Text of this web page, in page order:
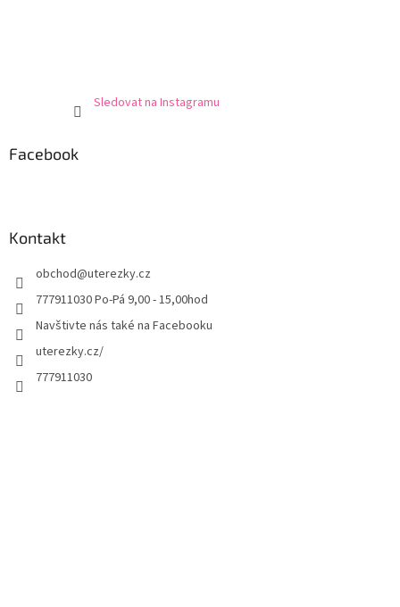
Sledovat na Instagramu
Facebook
Kontakt
obchod@uterezky.cz
777911030 Po-Pá 9,00 - 15,00hod
Navštivte nás také na Facebooku
uterezky.cz/
777911030